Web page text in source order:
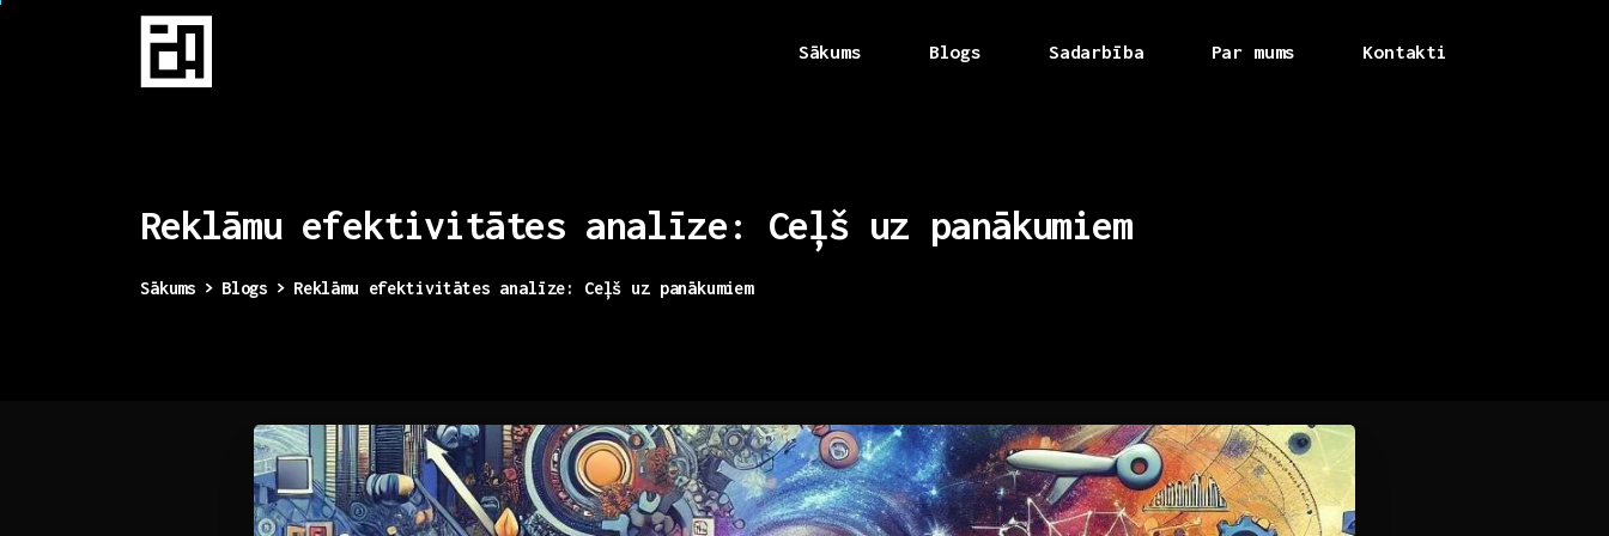
Sākums Blogs Sadarbība Par mums Kontakti
Reklāmu efektivitātes analīze: Ceļš uz panākumiem
Sākums Blogs Reklāmu efektivitātes analīze: Ceļš uz panākumiem